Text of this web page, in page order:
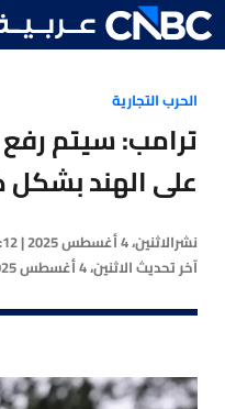
الحرب التجارية
ترامب: سيتم
على الهند بشكل
نشرالاثنين، 4 أغسطس 2025 | 3:12 مساءً
آخر تحديثالاثنين، 4 أغسطس 2025 | 3:14 مساءً